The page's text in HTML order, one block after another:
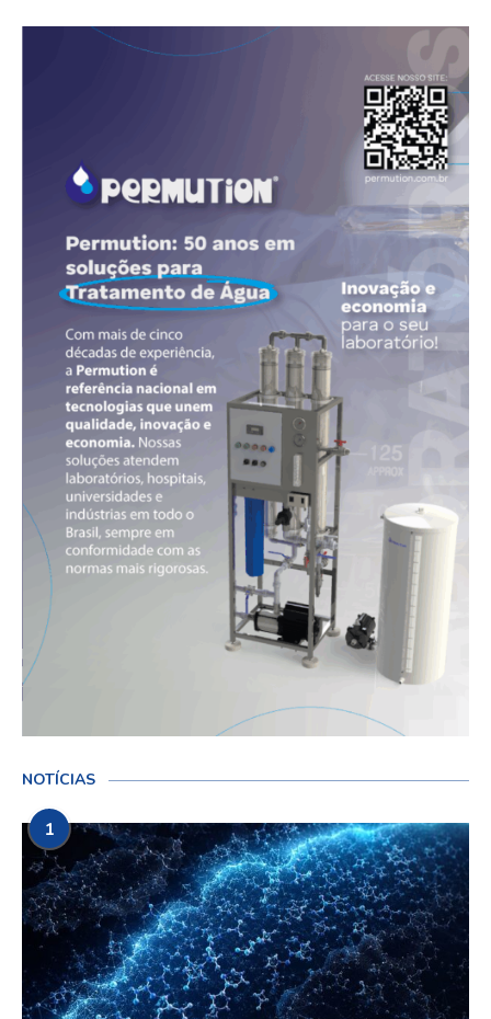
NOTÍCIAS
1